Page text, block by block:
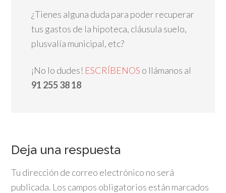
¿Tienes alguna duda para poder recuperar
tus gastos de la hipoteca, cláusula suelo,
plusvalía municipal, etc?
¡No lo dudes! ESCRÍBENOS o llámanos al
91 255 38 18
Deja una respuesta
Tu dirección de correo electrónico no será
publicada. Los campos obligatorios están marcados